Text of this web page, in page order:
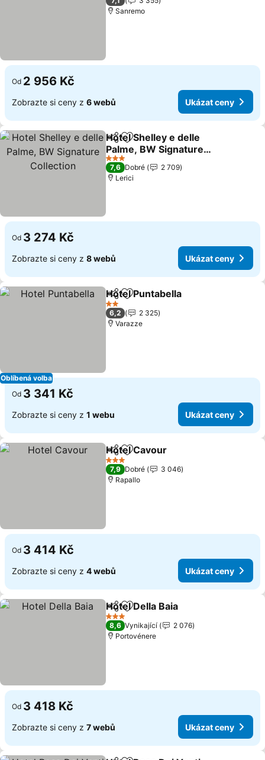
Sanremo
Od 2 956 Kč
Zobrazte si ceny z 6 webů Ukázat ceny
SdíletPřidat na seznam oblíbených
Hotel Shelley e delle
Palme, BW Signature
Collection
3 Počet hvězdiček
7,6 Dobré
2 709
Lerici
Od 3 274 Kč
Zobrazte si ceny z 8 webů Ukázat ceny
Oblíbená volba
SdíletPřidat na seznam oblíbených
Hotel Puntabella
2 Počet hvězdiček
6,2
2 325
Varazze
Od 3 341 Kč
Zobrazte si ceny z 1 webu Ukázat ceny
SdíletPřidat na seznam oblíbených
Hotel Cavour
3 Počet hvězdiček
7,9 Dobré
3 046
Rapallo
Od 3 414 Kč
Zobrazte si ceny z 4 webů Ukázat ceny
SdíletPřidat na seznam oblíbených
Hotel Della Baia
3 Počet hvězdiček
8,6 Vynikající
2 076
Portovénere
Od 3 418 Kč
Zobrazte si ceny z 7 webů Ukázat ceny